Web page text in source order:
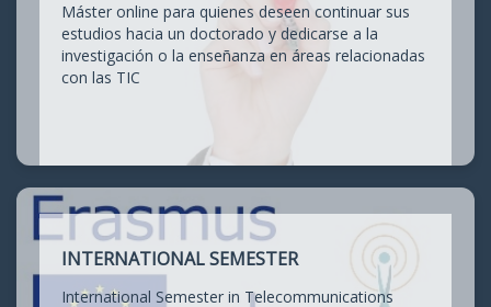
Máster online para quienes deseen continuar sus
estudios hacia un doctorado y dedicarse a la
investigación o la enseñanza en áreas relacionadas
con las TIC
INTERNATIONAL SEMESTER
International Semester in Telecommunications